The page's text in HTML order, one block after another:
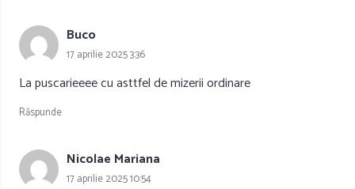
Buco
17 aprilie 2025 3:36
La puscarieeee cu asttfel de mizerii ordinare
Răspunde
Nicolae Mariana
17 aprilie 2025 10:54